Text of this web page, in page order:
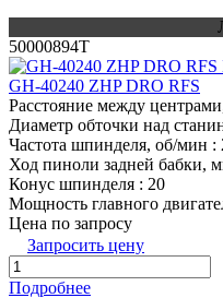
50000894T
GH-40240 ZHP DRO RFS
Расстояние между
Диаметр обточки над
Частота шпинделя, об/мин :
Ход пиноли задней бабки,
Конус шпинделя : 20
Мощность главного
Цена по запросу
Запросить цену
Подробнее